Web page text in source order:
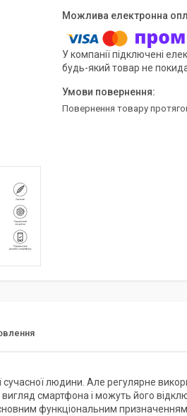
У компанії підключені
будь-який товар не
повернення товару
людини. Але регулярне
вигляд смартфона і можуть його
функціональним призначенням